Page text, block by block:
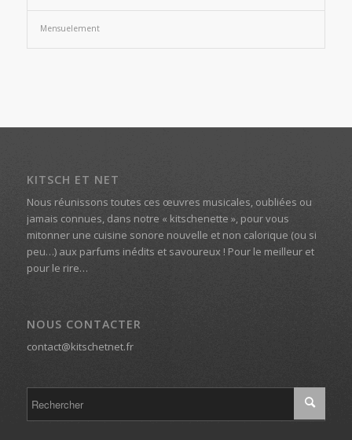
Mensuelement
KITSCH ET NET
Nous réunissons toutes ces œuvres musicales, oubliées ou
jamais connues, dans notre « kitschenette », pour vous
mitonner une cuisine sonore nouvelle et non calorique (ou si
peu…) aux parfums inédits et savoureux ! Pour le meilleur et
pour le rire…
NOUS CONTACTER
contact@kitschetnet.fr